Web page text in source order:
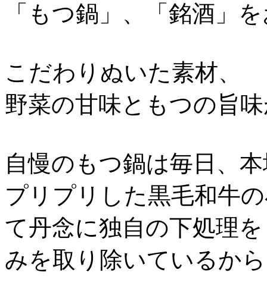
「もつ鍋」、「銘酒」
こだわりぬいた素材、
野菜の甘味ともつの旨
自慢のもつ鍋は毎日、
プリプリした黒毛和牛
て丹念に独自の下処理
みを取り除いているか